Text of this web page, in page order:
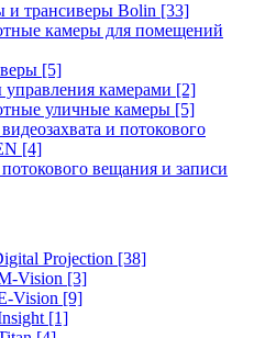
и трансиверы Bolin [33]
камеры для помещений
[5]
управления камерами [2]
уличные камеры [5]
и потокового
[4]
вещания и записи
Projection [38]
Vision [3]
Vision [9]
[1]